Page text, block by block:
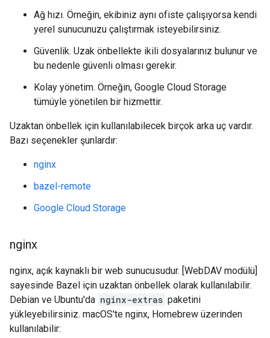
Ağ hızı. Örneğin, ekibiniz aynı ofiste çalışıyorsa kendi
yerel sunucunuzu çalıştırmak isteyebilirsiniz.
Güvenlik. Uzak önbellekte ikili dosyalarınız bulunur ve
bu nedenle güvenli olması gerekir.
Kolay yönetim. Örneğin, Google Cloud Storage
tümüyle yönetilen bir hizmettir.
Uzaktan önbellek için kullanılabilecek birçok arka uç vardır.
Bazı seçenekler şunlardır:
nginx
bazel-remote
Google Cloud Storage
nginx
nginx, açık kaynaklı bir web sunucusudur. [WebDAV modülü]
sayesinde Bazel için uzaktan önbellek olarak kullanılabilir.
Debian ve Ubuntu'da nginx-extras paketini
yükleyebilirsiniz. macOS'te nginx, Homebrew üzerinden
kullanılabilir: